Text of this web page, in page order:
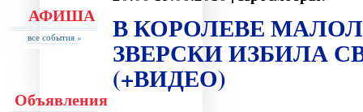
АФИША
все события »
Объявления
В КОРОЛЕВЕ
ЗВЕРСКИ ИЗБИЛА
(+ВИДЕО)